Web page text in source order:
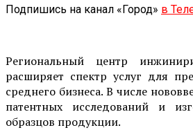
Подпишись на канал «Город» в
Региональный центр
расширяет спектр услуг для
среднего бизнеса. В числе
патентных исследований и
образцов продукции.